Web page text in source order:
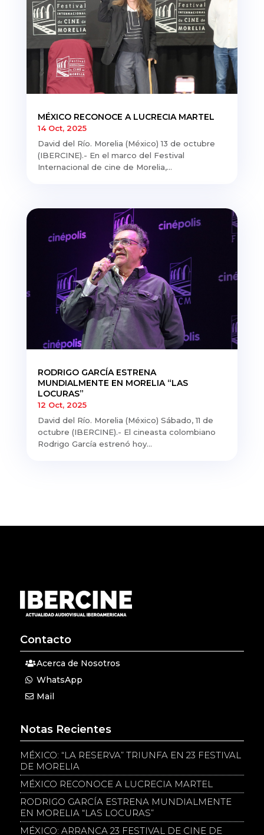
MÉXICO RECONOCE A LUCRECIA MARTEL
14 Oct, 2025
David del Río. Morelia (México) 13 de octubre
(IBERCINE).- En el marco del Festival
Internacional de cine de Morelia,...
RODRIGO GARCÍA ESTRENA
MUNDIALMENTE EN MORELIA “LAS
LOCURAS”
12 Oct, 2025
David del Río. Morelia (México) Sábado, 11 de
octubre (IBERCINE).- El cineasta colombiano
Rodrigo García estrenó hoy...
Contacto
Acerca de Nosotros
WhatsApp
Mail
Notas Recientes
MÉXICO: “LA RESERVA” TRIUNFA EN 23 FESTIVAL
DE MORELIA
MÉXICO RECONOCE A LUCRECIA MARTEL
RODRIGO GARCÍA ESTRENA MUNDIALMENTE
EN MORELIA “LAS LOCURAS”
MÉXICO: ARRANCA 23 FESTIVAL DE CINE DE